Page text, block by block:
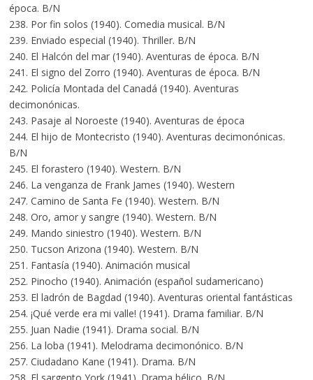
época. B/N
238. Por fin solos (1940). Comedia musical. B/N
239. Enviado especial (1940). Thriller. B/N
240. El Halcón del mar (1940). Aventuras de época. B/N
241. El signo del Zorro (1940). Aventuras de época. B/N
242. Policía Montada del Canadá (1940). Aventuras
decimonónicas.
243. Pasaje al Noroeste (1940). Aventuras de época
244. El hijo de Montecristo (1940). Aventuras decimonónicas.
B/N
245. El forastero (1940). Western. B/N
246. La venganza de Frank James (1940). Western
247. Camino de Santa Fe (1940). Western. B/N
248. Oro, amor y sangre (1940). Western. B/N
249. Mando siniestro (1940). Western. B/N
250. Tucson Arizona (1940). Western. B/N
251. Fantasía (1940). Animación musical
252. Pinocho (1940). Animación (español sudamericano)
253. El ladrón de Bagdad (1940). Aventuras oriental fantásticas
254. ¡Qué verde era mi valle! (1941). Drama familiar. B/N
255. Juan Nadie (1941). Drama social. B/N
256. La loba (1941). Melodrama decimonónico. B/N
257. Ciudadano Kane (1941). Drama. B/N